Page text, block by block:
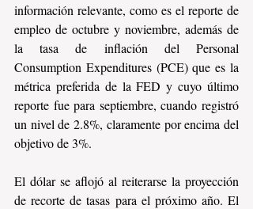
información relevante, como es el reporte de
empleo de octubre y noviembre, además de
la tasa de inflación del Personal
Consumption Expenditures (PCE) que es la
métrica preferida de la FED y cuyo último
reporte fue para septiembre, cuando registró
un nivel de 2.8%, claramente por encima del
objetivo de 3%.
El dólar se aflojó al reiterarse la proyección
de recorte de tasas para el próximo año. El